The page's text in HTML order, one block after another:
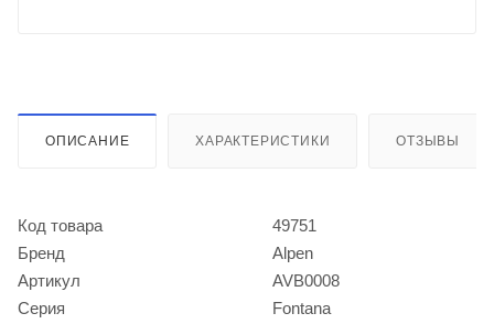
ОПИСАНИЕ ХАРАКТЕРИСТИКИ ОТЗЫВЫ
Код товара
49751
Бренд
Alpen
Артикул
AVB0008
Серия
Fontana